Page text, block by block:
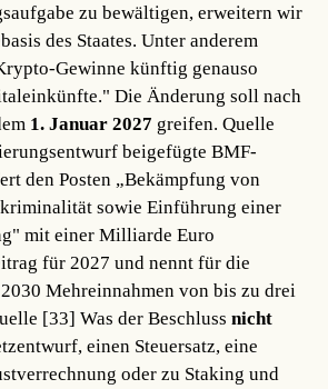
zu bewältigen, erweitern wir
des Staates. Unter anderem
Gewinne künftig genauso
Die Änderung soll nach
1. Januar 2027 greifen.Quelle
beigefügte BMF-
den Posten „Bekämpfung von
sowie Einführung einer
mit einer Milliarde Euro
für 2027 und nennt für die
Mehreinnahmen von bis zu drei
[33] Was der Beschlussnicht
einen Steuersatz, eine
oder zu Staking und